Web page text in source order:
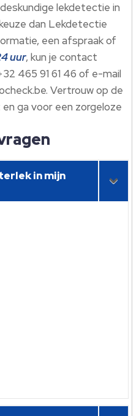
lekdetectie in
dan Lekdetectie
een afspraak of
uur, kun je contact
465 91 61 46 of e-mail
Vertrouw op de
ga voor een zorgeloze
in mijn